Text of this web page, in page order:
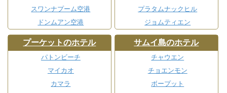
スワンナプーム空港
ドンムアン空港
プラタムナックヒル
ジョムティエン
プーケットのホテル
パトンビーチ
マイカオ
カマラ
サムイ島のホテル
チャウエン
チョエンモン
ボープット